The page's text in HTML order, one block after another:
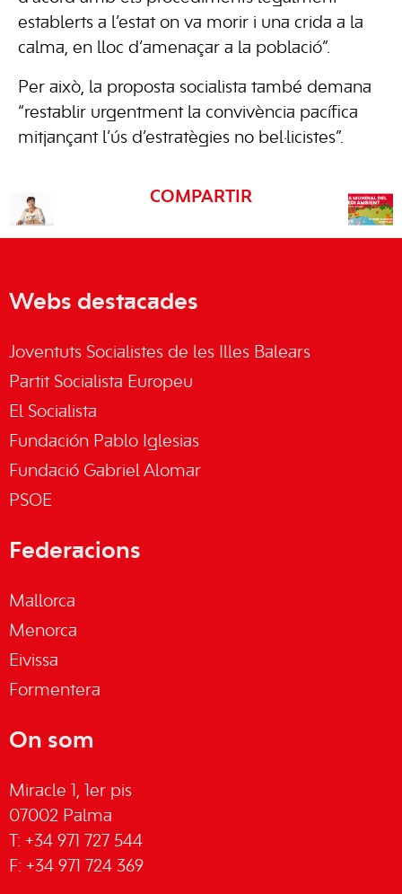
establerts a l’estat on va morir i una crida a la
calma, en lloc d’amenaçar a la població”.
Per això, la proposta socialista també demana
“restablir urgentment la convivència pacífica
mitjançant l’ús d’estratègies no bel·licistes”.
COMPARTIR
Webs destacades
Joventuts Socialistes de les Illes Balears
Partit Socialista Europeu
El Socialista
Fundación Pablo Iglesias
Fundació Gabriel Alomar
PSOE
Federacions
Mallorca
Menorca
Eivissa
Formentera
On som
Miracle 1, 1er pis
07002 Palma
T: +34 971 727 544
F: +34 971 724 369